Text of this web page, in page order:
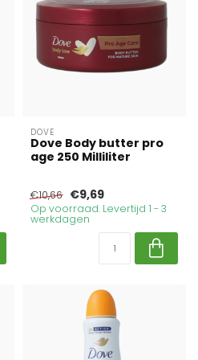
DOVE
Dove Body butter pro
age 250 Milliliter
€10,66 €9,69
Op voorraad. Levertijd 1 - 3
werkdagen